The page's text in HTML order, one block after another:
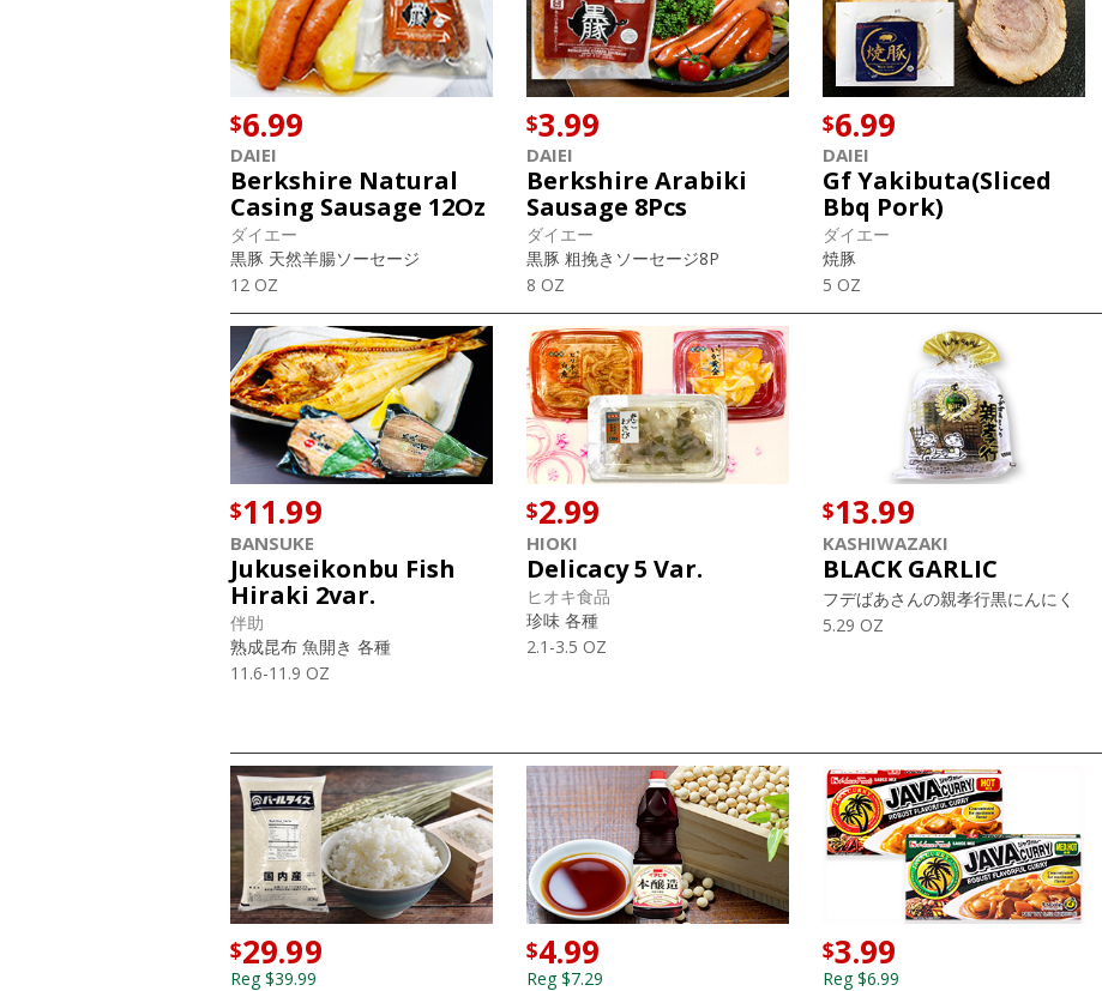
$6.99
DAIEI
Berkshire Natural
Casing Sausage 12Oz
ダイエー
黒豚 天然羊腸ソーセージ
12 OZ
$3.99
DAIEI
Berkshire Arabiki
Sausage 8Pcs
ダイエー
黒豚 粗挽きソーセージ8P
8 OZ
$6.99
DAIEI
Gf Yakibuta(Sliced
Bbq Pork)
ダイエー
焼豚
5 OZ
$11.99
BANSUKE
Jukuseikonbu Fish
Hiraki 2var.
伴助
熟成昆布 魚開き 各種
11.6-11.9 OZ
$2.99
HIOKI
Delicacy 5 Var.
ヒオキ食品
珍味 各種
2.1-3.5 OZ
$13.99
KASHIWAZAKI
BLACK GARLIC
フデばあさんの親孝行黒にんにく
5.29 OZ
$29.99
Reg $39.99
$4.99
Reg $7.29
$3.99
Reg $6.99